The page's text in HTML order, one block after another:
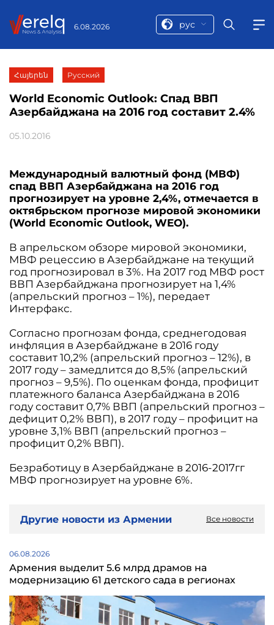
6.08.2026 рус
Հայերեն Русский
World Economic Outlook: Спад ВВП
Азербайджана на 2016 год составит 2.4%
05.10.2016
Международный валютный фонд (МВФ)
спад ВВП Азербайджана на 2016 год
прогнозирует на уровне 2,4%, отмечается в
октябрьском прогнозе мировой экономики
(World Economic Outlook, WEO).
В апрельском обзоре мировой экономики,
МВФ рецессию в Азербайджане на текущий
год прогнозировал в 3%. На 2017 год МВФ рост
ВВП Азербайджана прогнозирует на 1,4%
(апрельский прогноз – 1%), передает
Интерфакс.
Согласно прогнозам фонда, среднегодовая
инфляция в Азербайджане в 2016 году
составит 10,2% (апрельский прогноз – 12%), в
2017 году – замедлится до 8,5% (апрельский
прогноз – 9,5%). По оценкам фонда, профицит
платежного баланса Азербайджана в 2016
году составит 0,7% ВВП (апрельский прогноз –
дефицит 0,2% ВВП), в 2017 году – профицит на
уровне 3,1% ВВП (апрельский прогноз –
профицит 0,2% ВВП).
Безработицу в Азербайджане в 2016-2017гг
МВФ прогнозирует на уровне 6%.
Другие новости из Армении Все новости
06.08.2026
Армения выделит 5.6 млрд драмов на
модернизацию 61 детского сада в регионах